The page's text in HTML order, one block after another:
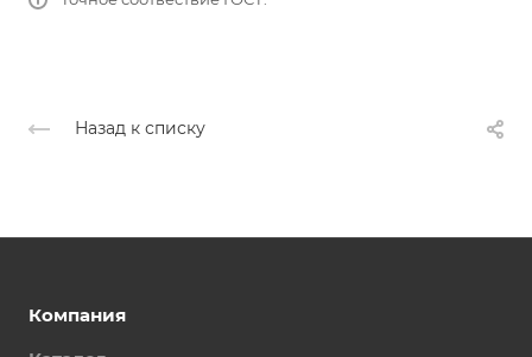
Назад к списку
Компания